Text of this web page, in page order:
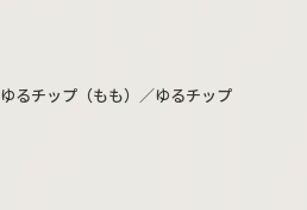
ゆるチップ（もも）／ゆるチップ